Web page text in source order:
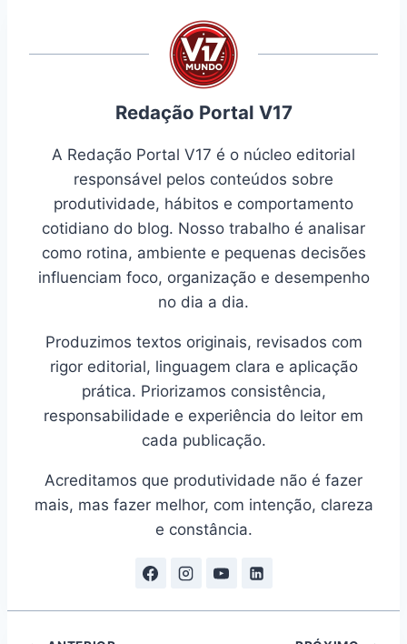
Redação Portal V17
A Redação Portal V17 é o núcleo editorial
responsável pelos conteúdos sobre
produtividade, hábitos e comportamento
cotidiano do blog. Nosso trabalho é analisar
como rotina, ambiente e pequenas decisões
influenciam foco, organização e desempenho
no dia a dia.
Produzimos textos originais, revisados com
rigor editorial, linguagem clara e aplicação
prática. Priorizamos consistência,
responsabilidade e experiência do leitor em
cada publicação.
Acreditamos que produtividade não é fazer
mais, mas fazer melhor, com intenção, clareza
e constância.